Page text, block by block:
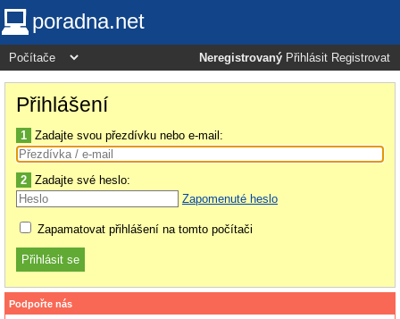
poradna.net
Neregistrovaný Přihlásit Registrovat
Přihlášení
1 Zadajte svou přezdívku nebo e-mail:
2 Zadajte své heslo:
Zapomenuté heslo
Zapamatovat přihlášení na tomto počítači
Podpořte nás